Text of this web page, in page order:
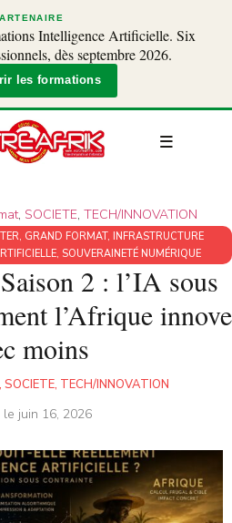
Intelligence Artificielle. Six
dès septembre 2026.
les formations
, SOCIETE, TECH/INNOVATION
, GRAND FORMAT, INFRASTRUCTURE
, SOUVERAINETÉ NUMÉRIQUE
2 : l’IA sous
l’Afrique innove
moins
, SOCIETE, TECH/INNOVATION
le juin 16, 2026